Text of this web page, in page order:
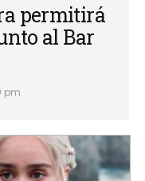
permitirá
al Bar
pm